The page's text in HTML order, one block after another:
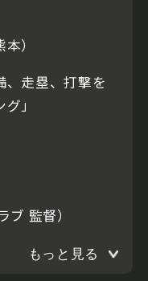
）
走塁、打撃を
」
監督）
もっと見る